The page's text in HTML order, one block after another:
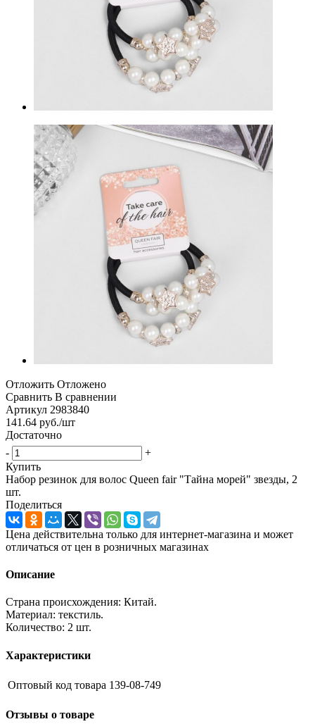
Отложить Отложено
Сравнить В сравнении
Артикул 2983840
141.64 руб./шт
Достаточно
-
+
Купить
Набор резинок для волос Queen fair "Тайна морей" звезды, 2
шт.
Поделиться
Цена действительна только для интернет-магазина и может
отличаться от цен в розничных магазинах
Описание
Страна происхождения: Китай.
Материал: текстиль.
Количество: 2 шт.
Характеристики
Оптовый код товара 139-08-749
Отзывы о товаре